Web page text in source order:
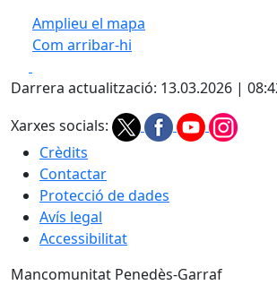
Amplieu el mapa
Com arribar-hi
+
Darrera actualització: 13.03.2026 |
Xarxes socials:
Crèdits
Contactar
Protecció de dades
Avís legal
Accessibilitat
Mancomunitat Penedès-Garraf